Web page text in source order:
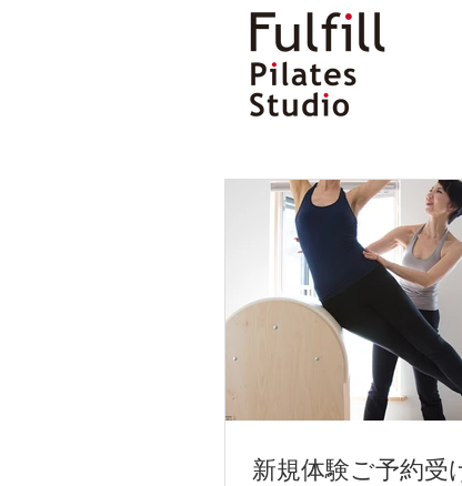
続き２ どこ
こんにちは！
風邪とかインフルエンザ
なんと本日のフルフィル
風邪に負けないで〜！
お一人は体調不良ではない
そんなこんなで本日は5本
新規体験ご予約受